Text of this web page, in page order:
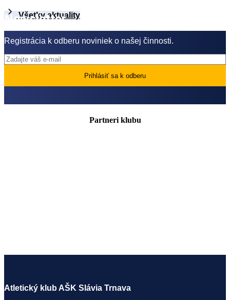
Všetky aktuality
Newsletter
Registrácia k odberu noviniek o našej činnosti.
Partneri klubu
Atletický klub AŠK Slávia Trnava